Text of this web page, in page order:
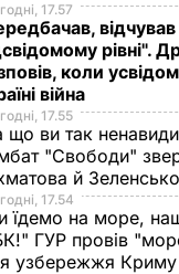
17.57
відчував
рівні".
коли
війна
17.55
що ви так
"Свободи"
й
17.54
їдемо на море,
ГУР провів
узбережжя Криму